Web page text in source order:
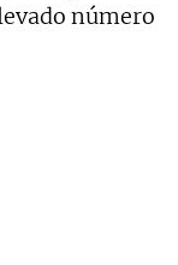
número